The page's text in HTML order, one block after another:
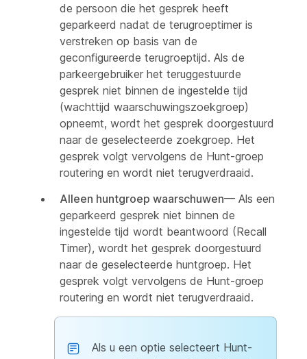
de persoon die het gesprek heeft
geparkeerd nadat de terugroeptimer is
verstreken op basis van de
geconfigureerde terugroeptijd. Als de
parkeergebruiker het teruggestuurde
gesprek niet binnen de ingestelde tijd
(wachttijd waarschuwingszoekgroep)
opneemt, wordt het gesprek doorgestuurd
naar de geselecteerde zoekgroep. Het
gesprek volgt vervolgens de Hunt-groep
routering en wordt niet terugverdraaid.
Alleen huntgroep waarschuwen— Als een
geparkeerd gesprek niet binnen de
ingestelde tijd wordt beantwoord (Recall
Timer), wordt het gesprek doorgestuurd
naar de geselecteerde huntgroep. Het
gesprek volgt vervolgens de Hunt-groep
routering en wordt niet terugverdraaid.
Als u een optie selecteert Hunt-